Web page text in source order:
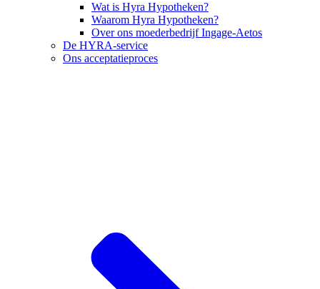
Wat is Hyra Hypotheken?
Waarom Hyra Hypotheken?
Over ons moederbedrijf Ingage-Aetos
De HYRA-service
Ons acceptatieproces